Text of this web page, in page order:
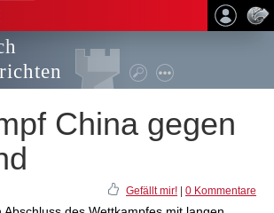
China gegen
Gefällt mir! 0 Kommentare